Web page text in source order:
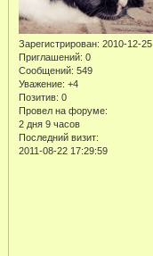
Зарегистрирован: 2010-12-25
Приглашений: 0
Сообщений: 549
Уважение: +4
Позитив: 0
Провел на форуме:
2 дня 9 часов
Последний визит:
2011-08-22 17:29:59